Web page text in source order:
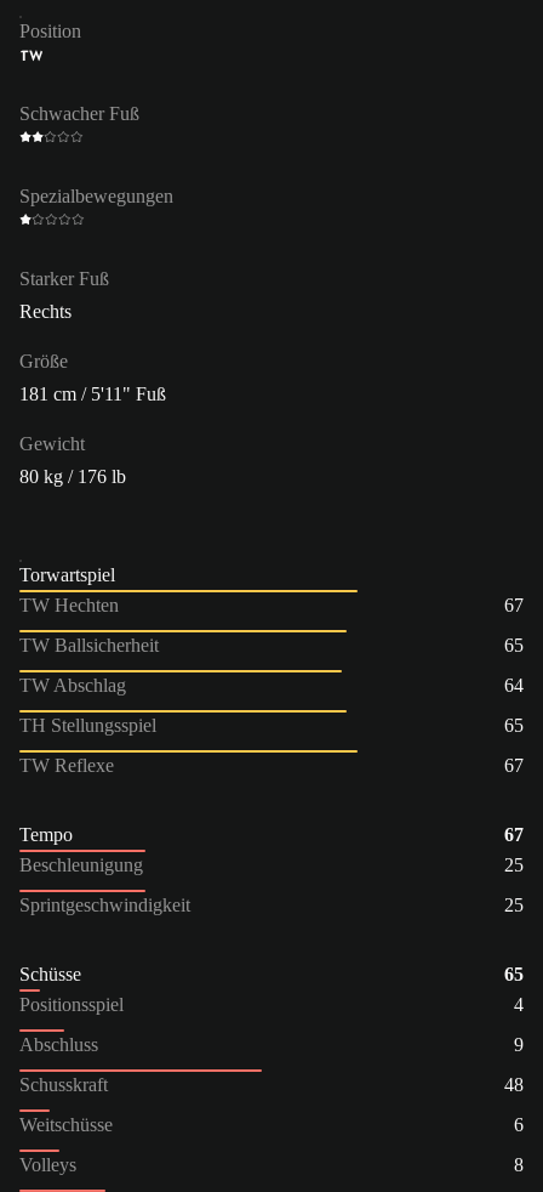
Position
TW
Schwacher Fuß
Spezialbewegungen
Starker Fuß
Rechts
Größe
181 cm / 5'11" Fuß
Gewicht
80 kg / 176 lb
Torwartspiel
TW Hechten
67
TW Ballsicherheit
65
TW Abschlag
64
TH Stellungsspiel
65
TW Reflexe
67
Tempo
67
Beschleunigung
25
Sprintgeschwindigkeit
25
Schüsse
65
Positionsspiel
4
Abschluss
9
Schusskraft
48
Weitschüsse
6
Volleys
8